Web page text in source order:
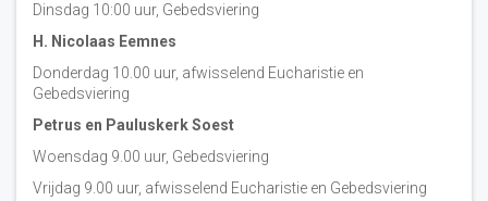
Dinsdag 10:00 uur, Gebedsviering
H. Nicolaas Eemnes
Donderdag 10.00 uur, afwisselend Eucharistie en
Gebedsviering
Petrus en Pauluskerk Soest
Woensdag 9.00 uur, Gebedsviering
Vrijdag 9.00 uur, afwisselend Eucharistie en Gebedsviering